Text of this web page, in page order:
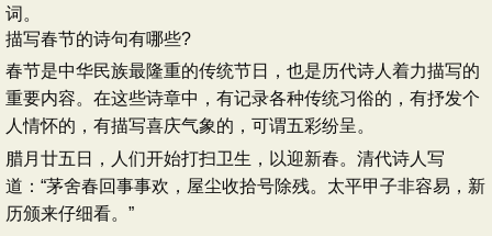
词。
描写春节的诗句有哪些?
春节是中华民族最隆重的传统节日，也是历代诗人着力描写的
重要内容。在这些诗章中，有记录各种传统习俗的，有抒发个
人情怀的，有描写喜庆气象的，可谓五彩纷呈。
腊月廿五日，人们开始打扫卫生，以迎新春。清代诗人写
道：“茅舍春回事事欢，屋尘收拾号除残。太平甲子非容易，新
历颁来仔细看。”